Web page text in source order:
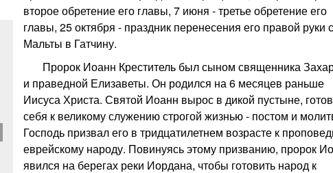
второе обретение его главы, 7 июня - третье обретение его
главы, 25 октября - праздник перенесения его правой руки с
Мальты в Гатчину.
Пророк Иоанн Креститель был сыном священника
и праведной Елизаветы. Он родился на 6 месяцев раньше
Иисуса Христа. Святой Иоанн вырос в дикой пустыне,
себя к великому служению строгой жизнью - постом и
Господь призвал его в тридцатилетнем возрасте к
еврейскому народу. Повинуясь этому призванию, пророк
явился на берегах реки Иордана, чтобы готовить народ к